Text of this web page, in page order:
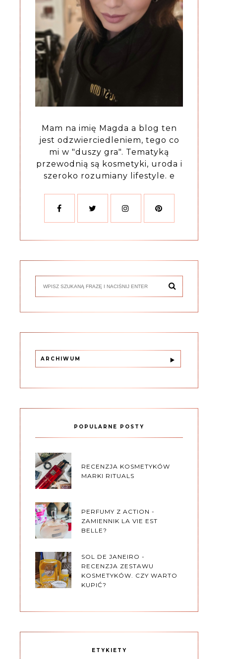
Mam na imię Magda a blog ten
jest odzwierciedleniem, tego co
mi w "duszy gra". Tematyką
przewodnią są kosmetyki, uroda i
szeroko rozumiany lifestyle. e
ARCHIWUM
POPULARNE POSTY
RECENZJA KOSMETYKÓW
MARKI RITUALS
PERFUMY Z ACTION -
ZAMIENNIK LA VIE EST
BELLE?
SOL DE JANEIRO -
RECENZJA ZESTAWU
KOSMETYKÓW. CZY WARTO
KUPIĆ?
ETYKIETY